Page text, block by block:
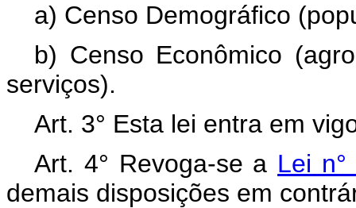
a) Censo Demográfico
b) Censo Econômico
serviços).
Art. 3° Esta lei entra em
Art. 4° Revoga-se a Lei
demais disposições em